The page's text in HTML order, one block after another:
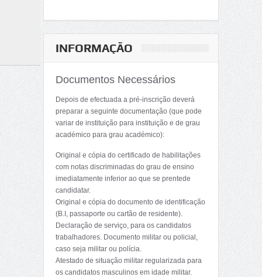
INFORMAÇÃO
Documentos Necessários
Depois de efectuada a pré-inscrição deverá
preparar a seguinte documentação (que pode
variar de instituição para instituição e de grau
académico para grau académico):
Original e cópia do certificado de habilitações
com notas discriminadas do grau de ensino
imediatamente inferior ao que se prentede
candidatar.
Original e cópia do documento de identificação
(B.I, passaporte ou cartão de residente).
Declaração de serviço, para os candidatos
trabalhadores. Documento militar ou policial,
caso seja militar ou polícia.
Atestado de situação militar regularizada para
os candidatos masculinos em idade militar.